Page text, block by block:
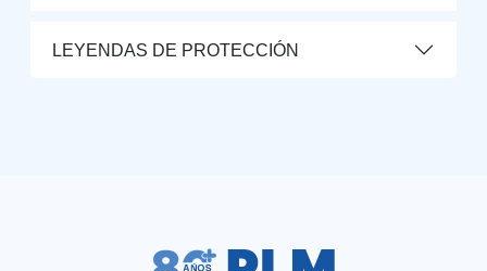
LEYENDAS DE PROTECCIÓN